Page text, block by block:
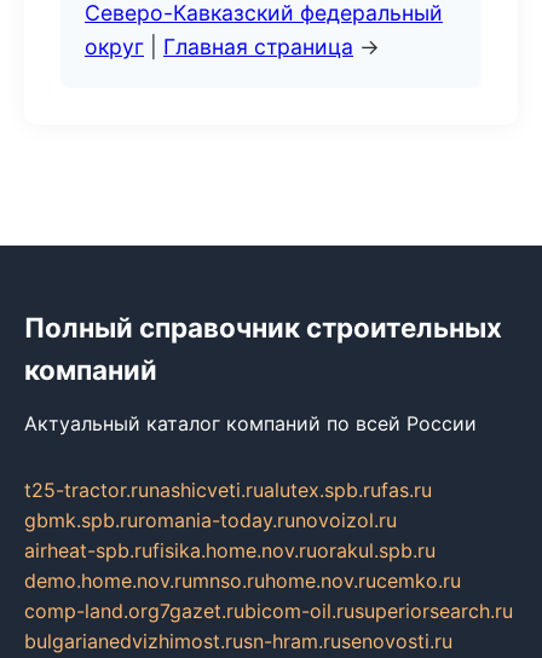
Северо-Кавказский федеральный
округ
Главная страница →
Полный справочник строительных
компаний
Актуальный каталог компаний по всей России
t25-tractor.runashicveti.rualutex.spb.rufas.ru
gbmk.spb.ruromania-today.runovoizol.ru
airheat-spb.rufisika.home.nov.ruorakul.spb.ru
demo.home.nov.rumnso.ruhome.nov.rucemko.ru
comp-land.org7gazet.rubicom-oil.rusuperiorsearch.ru
bulgarianedvizhimost.rusn-hram.rusenovosti.ru